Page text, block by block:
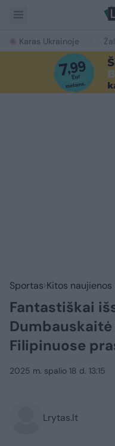
Karas Ukrainoje
Sportas Kitos naujienos
Fantastiškai
Filipinuose
2025 m. spalio 18 d. 13:15
Lrytas.lt